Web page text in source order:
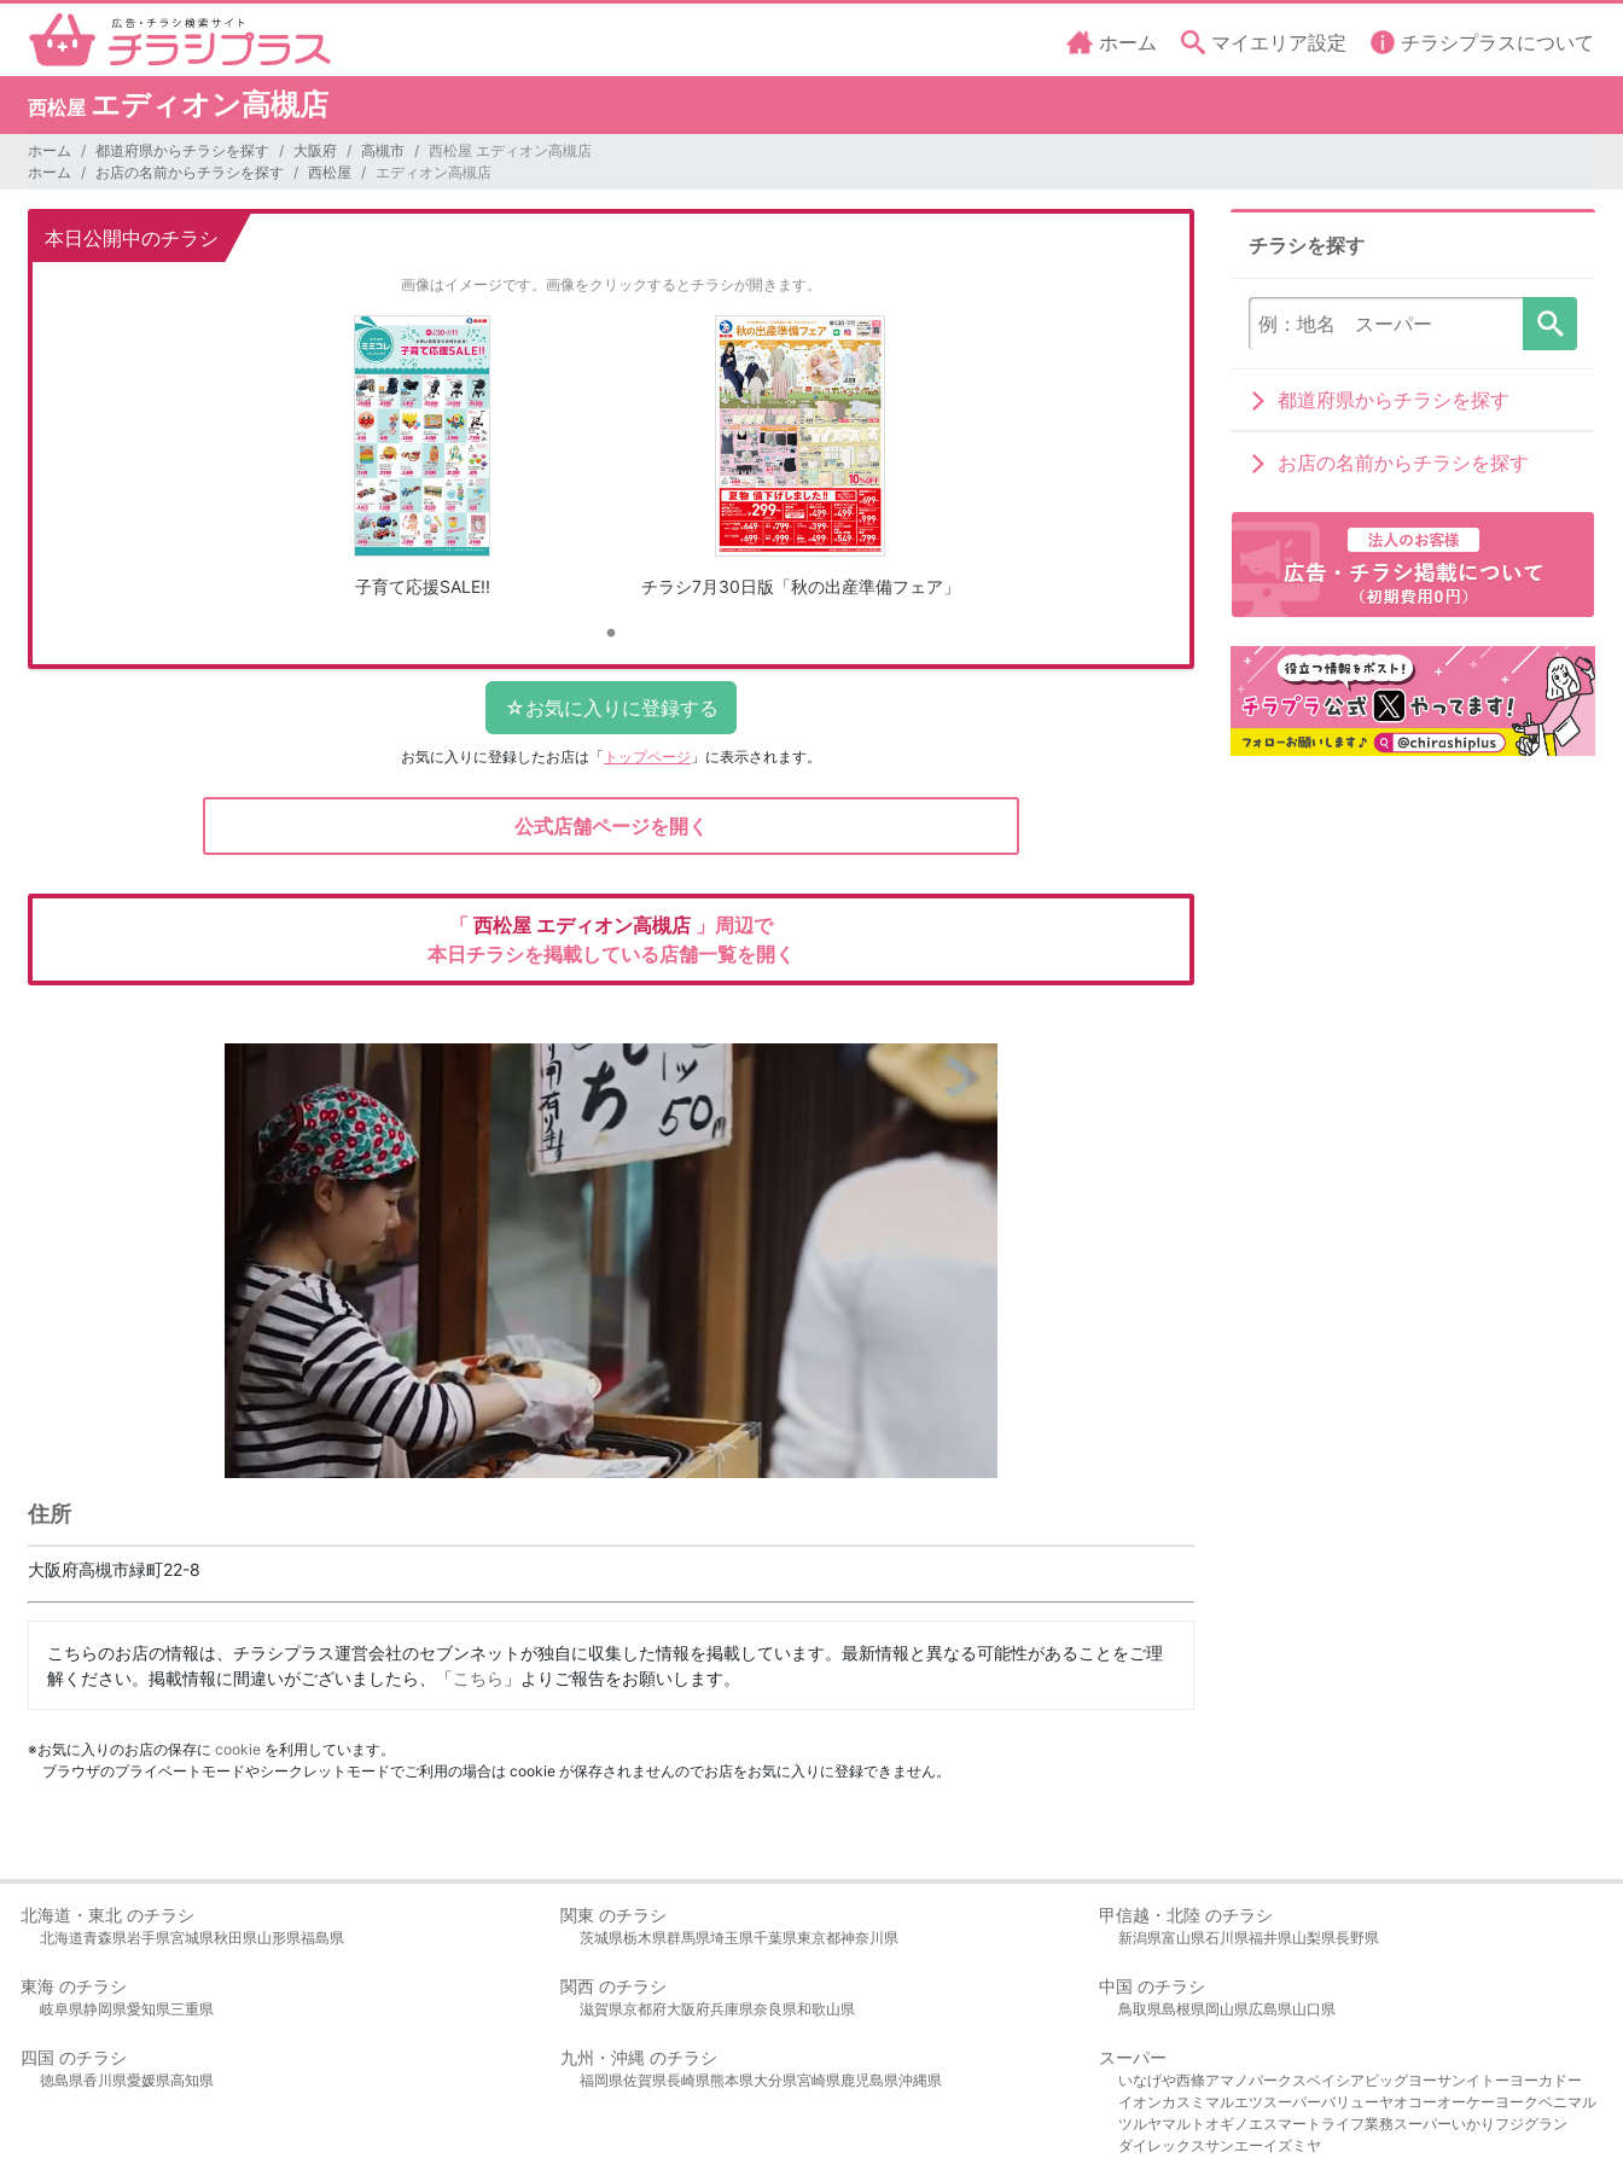
ホーム マイエリア設定 チラシプラスについて
西松屋 エディオン高槻店
ホーム 都道府県からチラシを探す 大阪府 高槻市
西松屋 エディオン高槻店
ホーム
お店の名前からチラシを探す 西松屋 エディオン高槻店
本日公開中のチラシ
画像はイメージです。 画像をクリックするとチラシが開きます。
子育て応援SALE!! チラシ7月30日版「秋の出産準備フェア」
お気に入りに登録したお店は 「 トップページ 」に表示されます。
公式店舗ページを開く
「 西松屋 エディオン高槻店 」周辺で
本日チラシを掲載している店舗一覧を開く
住所
大阪府高槻市緑町22-8
こちらのお店の情報は、チラシプラス運営会社のセブンネットが独自に収集した情報を掲載しています。最新情報と異なる可能性があることをご理
解ください。掲載情報に間違いがございましたら、「こちら 」よりご報告をお願いします。
※お気に入りのお店の保存に cookie を利用しています。
ブラウザのプライベートモードやシークレットモードでご利用の場合は cookie が保存されませんのでお店をお気に入りに登録できません。
チラシを探す
都道府県からチラシを探す
お店の名前からチラシを探す
北海道・東北 のチラシ
北海道青森県岩手県宮城県秋田県山形県福島県
関東 のチラシ
茨城県栃木県群馬県埼玉県千葉県東京都神奈川県
甲信越・北陸 のチラシ
新潟県富山県石川県福井県山梨県長野県
東海 のチラシ
岐阜県静岡県愛知県三重県
関西 のチラシ
滋賀県京都府大阪府兵庫県奈良県和歌山県
中国 のチラシ
鳥取県島根県岡山県広島県山口県
四国 のチラシ
徳島県香川県愛媛県高知県
九州・沖縄 のチラシ
福岡県佐賀県長崎県熊本県大分県宮崎県鹿児島県沖縄県
スーパー
いなげや西條アマノパークスベイシア ビッグヨーサンイトーヨーカドー
イオンカスミ マルエツスーパーバリューヤオコーオーケー ヨークベニマル
ツルヤマルト オギノ エスマート ライフ業務スーパーいかり フジグラン
ダイレックスサンエーイズミヤ